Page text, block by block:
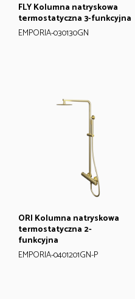
FLY Kolumna natryskowa
termostatyczna 3-funkcyjna
EMPORIA-030130GN
ORI Kolumna natryskowa
termostatyczna 2-
funkcyjna
EMPORIA-0401201GN-P